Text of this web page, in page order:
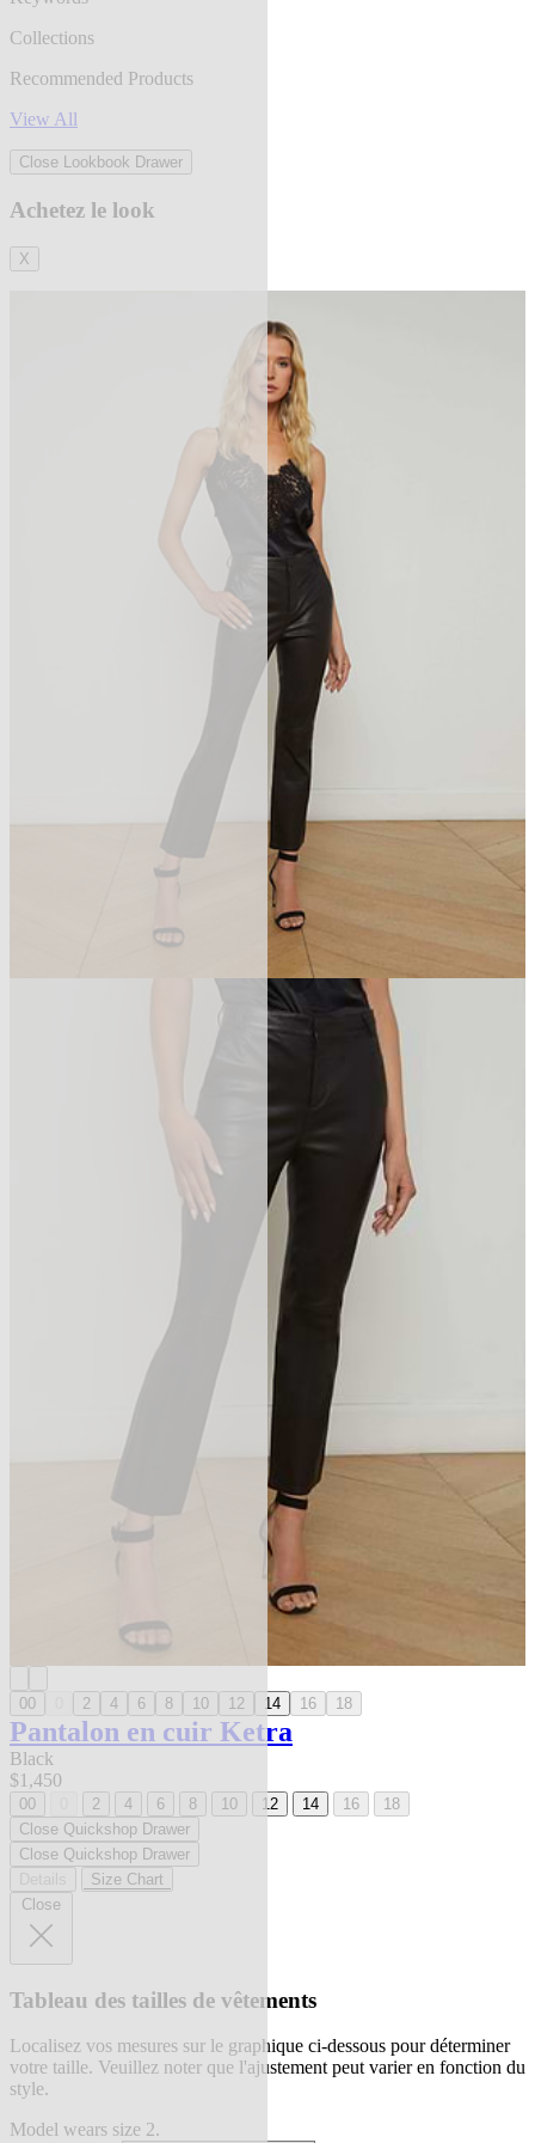
Collections
Recommended Products
View All
Close Lookbook Drawer
Achetez le look
X
00 2 4 6 8 10 12 14 16 18
Pantalon en cuir Ketra
Black
$1,450
00 2 4 6 8 10 12 14 16
18
Close Quickshop Drawer
Close Quickshop Drawer
Size Chart
Close
Tableau des tailles de vêtements
Localisez vos mesures sur le graphique ci-dessous pour déterminer
votre taille. Veuillez noter que l'ajustement peut varier en fonction du
style.
Model wears size 2.